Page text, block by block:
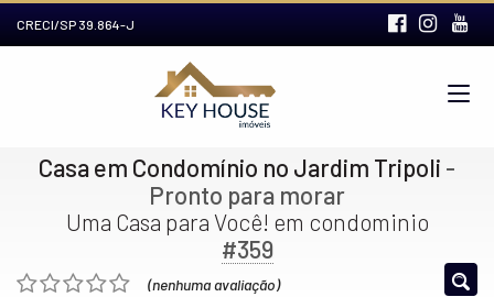
CRECI/SP 39.864-J
Casa em Condomínio no Jardim Tripoli -
Pronto para morar
Uma Casa para Você! em condominio
#359
(nenhuma avaliação)